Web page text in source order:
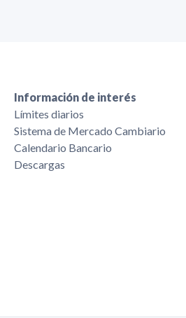
Información de interés
Límites diarios
Sistema de Mercado Cambiario
Calendario Bancario
Descargas